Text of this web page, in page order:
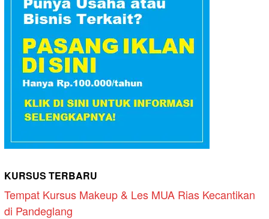
KURSUS TERBARU
Tempat Kursus Makeup & Les MUA Rias Kecantikan
di Pandeglang